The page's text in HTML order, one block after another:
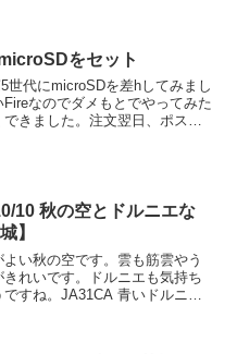
も時々見かけます...
をセット
世代にmicroSDを差hしてみまし
Fireなのでダメもとでやってみた
できました。注文翌日、ポスト
10 秋の空とドルニエな
】
よい秋の空です。雲も筋雲やう
きれいです。ドルニエも気持ち
ですね。JA31CA 青いドルニエ